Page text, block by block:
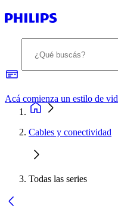
Cables y conectividad
Todas las series